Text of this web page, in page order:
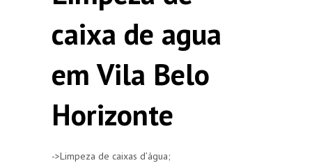
caixa de agua
em Vila Belo
Horizonte
->Limpeza de caixas d’água;